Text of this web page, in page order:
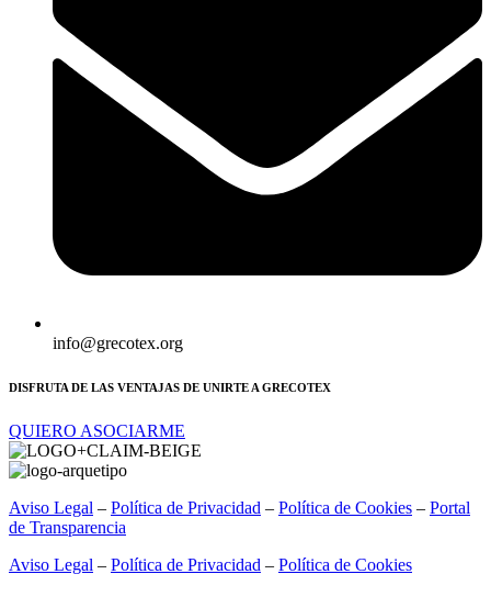
info@grecotex.org
DISFRUTA DE LAS VENTAJAS DE UNIRTE A GRECOTEX
QUIERO ASOCIARME
Aviso Legal – Política de Privacidad – Política de Cookies – Portal
de Transparencia
Aviso Legal – Política de Privacidad – Política de Cookies